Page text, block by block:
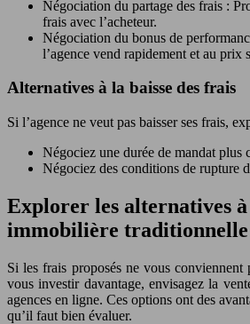
Négociation du partage des frais :
frais avec l’acheteur.
Négociation du bonus de
l’agence vend rapidement et au prix
Alternatives à la baisse des frais
Si l’agence ne veut pas baisser ses frais,
Négociez une durée de mandat plus
Négociez des conditions de rupture
Explorer les alternatives à
immobilière traditionnelle
Si les frais proposés ne vous conviennent
vous investir davantage, envisagez la
agences en ligne. Ces options ont des
qu’il faut bien évaluer.